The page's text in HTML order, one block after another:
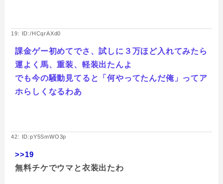
19: ID:/HCqrAXd0
課金ゲー初めてでさ、試しに３万ほど入れてみたら
運よく馬、重装、軽装出たんよ
でも今の騒動見てると「何やってたんだ俺」ってア
ホらしくなるわあ
42: ID:pY5SmWO3p
>>19
無料チケでウマと衣装出たわ